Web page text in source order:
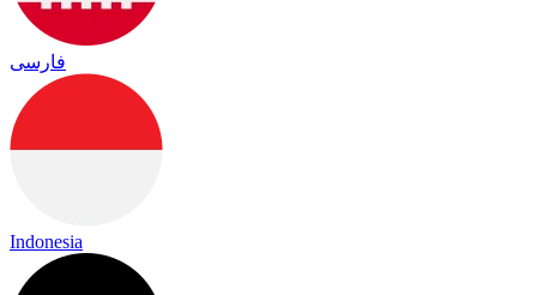
فارسی
Indonesia